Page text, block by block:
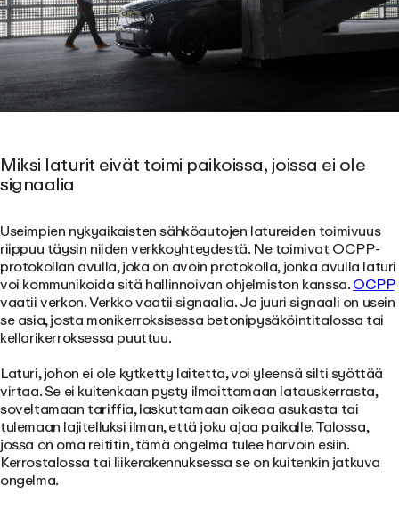
Miksi laturit eivät toimi paikoissa, joissa ei ole
signaalia
Useimpien nykyaikaisten sähköautojen latureiden toimivuus
riippuu täysin niiden verkkoyhteydestä. Ne toimivat OCPP-
protokollan avulla, joka on avoin protokolla, jonka avulla laturi
voi kommunikoida sitä hallinnoivan ohjelmiston kanssa.OCPP
vaatii verkon. Verkko vaatii signaalia. Ja juuri signaali on usein
se asia, josta monikerroksisessa betonipysäköintitalossa tai
kellarikerroksessa puuttuu.
Laturi, johon ei ole kytketty laitetta, voi yleensä silti syöttää
virtaa. Se ei kuitenkaan pysty ilmoittamaan latauskerrasta,
soveltamaan tariffia, laskuttamaan oikeaa asukasta tai
tulemaan lajitelluksi ilman, että joku ajaa paikalle. Talossa,
jossa on oma reititin, tämä ongelma tulee harvoin esiin.
Kerrostalossa tai liikerakennuksessa se on kuitenkin jatkuva
ongelma.